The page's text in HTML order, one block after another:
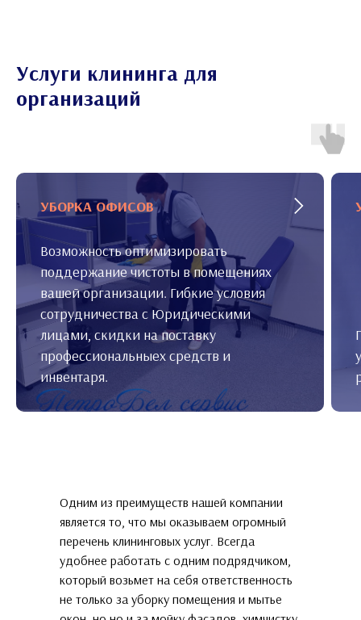
Услуги клининга для
организаций
УБОРКА ОФИСОВ
Возможность оптимизировать
поддержание чистоты в помещениях
вашей организации. Гибкие условия
сотрудничества с Юридическими
лицами, скидки на поставку
профессиональныех средств и
инвентаря.
Одним из преимуществ нашей компании
является то, что мы оказываем огромный
перечень клининговых услуг. Всегда
удобнее работать с одним подрядчиком,
который возьмет на себя ответственность
не только за уборку помещения и мытье